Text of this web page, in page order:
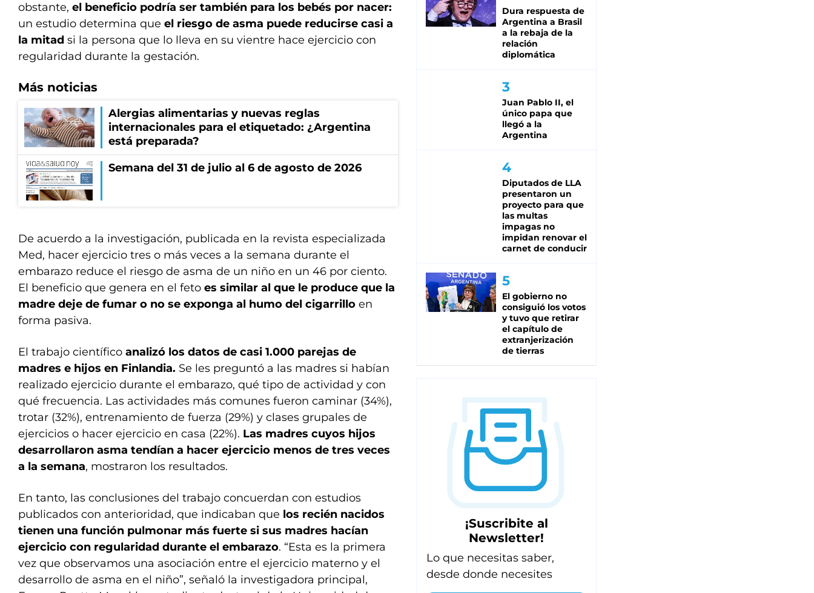
obstante, el beneficio podría ser también para los bebés por nacer:
un estudio determina que el riesgo de asma puede reducirse casi a
la mitad si la persona que lo lleva en su vientre hace ejercicio con
regularidad durante la gestación.
Más noticias
Alergias alimentarias y nuevas reglas
internacionales para el etiquetado: ¿Argentina
está preparada?
Semana del 31 de julio al 6 de agosto de 2026
De acuerdo a la investigación, publicada en la revista especializada
Med, hacer ejercicio tres o más veces a la semana durante el
embarazo reduce el riesgo de asma de un niño en un 46 por ciento.
El beneficio que genera en el feto es similar al que le produce que la
madre deje de fumar o no se exponga al humo del cigarrillo en
forma pasiva.
El trabajo científico analizó los datos de casi 1.000 parejas de
madres e hijos en Finlandia. Se les preguntó a las madres si habían
realizado ejercicio durante el embarazo, qué tipo de actividad y con
qué frecuencia. Las actividades más comunes fueron caminar (34%),
trotar (32%), entrenamiento de fuerza (29%) y clases grupales de
ejercicios o hacer ejercicio en casa (22%). Las madres cuyos hijos
desarrollaron asma tendían a hacer ejercicio menos de tres veces
a la semana, mostraron los resultados.
En tanto, las conclusiones del trabajo concuerdan con estudios
publicados con anterioridad, que indicaban que los recién nacidos
tienen una función pulmonar más fuerte si sus madres hacían
ejercicio con regularidad durante el embarazo. “Esta es la primera
vez que observamos una asociación entre el ejercicio materno y el
desarrollo de asma en el niño”, señaló la investigadora principal,
Dura respuesta de
Argentina a Brasil
a la rebaja de la
relación
diplomática
Juan Pablo II, el
único papa que
llegó a la
Argentina
Diputados de LLA
presentaron un
proyecto para que
las multas
impagas no
impidan renovar el
carnet de conducir
El gobierno no
consiguió los votos
y tuvo que retirar
el capítulo de
extranjerización
de tierras
¡Suscribite al
Newsletter!
Lo que necesitas saber,
desde donde necesites